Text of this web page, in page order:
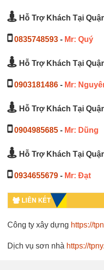
Hỗ Trợ Khách Tại
0835748593 - Mr: Quý
Hỗ Trợ Khách Tại
0903181486 - Mr:
Hỗ Trợ Khách Tại
0904985685 - Mr: Dũng
Hỗ Trợ Khách Tại
0934655679 - Mr: Đạt
LIÊN KẾT
Công ty xây dựng https://
Dịch vụ sơn nhà https://